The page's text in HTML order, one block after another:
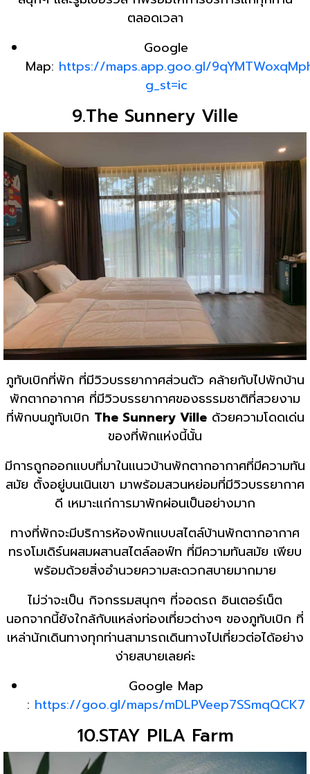
ตลอดเวลา
Google
Map: https://maps.app.goo.gl/
g_st=ic
9.The Sunnery Ville
ภูทับเบิกที่พัก ที่มีวิวบรรยากาศส่วนตัว คล้ายกับไปพักบ้าน
พักตากอากาศ ที่มีวิวบรรยากาศของธรรมชาติที่สวยงาม
ที่พักบนภูทับเบิก The Sunnery Villeด้วยความโดดเด่น
ของที่พักแห่งนี้นั้น
มีการถูกออกแบบที่มาในแนวบ้านพักตากอากาศที่มีความทัน
สมัย ตั้งอยู่บนเนินเขา มาพร้อมสวนหย่อมที่มีวิวบรรยากาศ
ดี เหมาะแก่การมาพักผ่อนเป็นอย่างมาก
ทางที่พักจะมีบริการห้องพักแบบสไตล์บ้านพักตากอากาศ
ทรงโมเดิร์นผสมผสานสไตล์ลอฟ์ท ที่มีความทันสมัย เพียบ
พร้อมด้วยสิ่งอำนวยความสะดวกสบายมากมาย
ไม่ว่าจะเป็น กิจกรรมสนุกๆ ที่จอดรถ อินเตอร์เน็ต
นอกจากนี้ยังใกล้กับแหล่งท่องเที่ยวต่างๆ ของภูทับเบิก ที่
เหล่านักเดินทางทุกท่านสามารถเดินทางไปเที่ยวต่อได้อย่าง
ง่ายสบายเลยค่ะ
Google Map
: https://goo.gl/maps/mDLPVeep7SSmqQCK7
10.STAY PILA Farm